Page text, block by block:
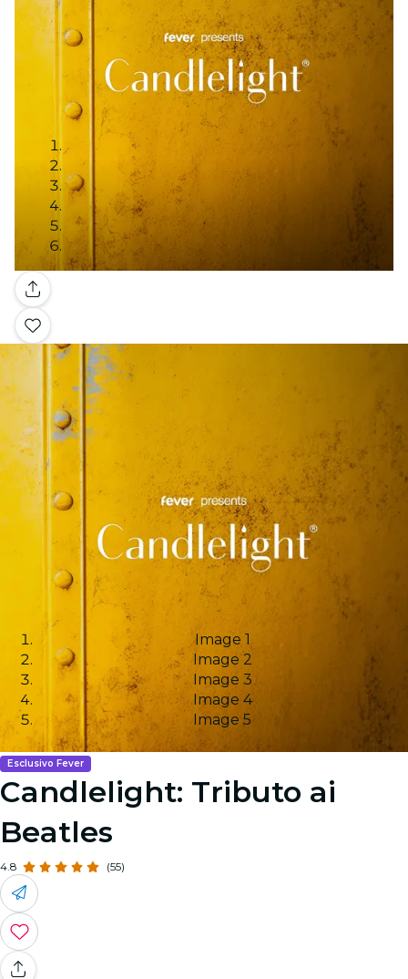
Galleria
Image 1
Image 2
Image 3
Image 4
Image 5
Esclusivo Fever
Candlelight: Tributo ai
Beatles
4.8 (55)